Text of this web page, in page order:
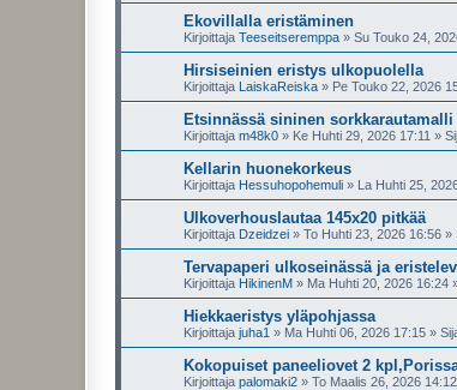
Ekovillalla eristäminen
Kirjoittaja Teeseitseremppa » Su Touko 24,
Hirsiseinien eristys ulkopuolella
Kirjoittaja LaiskaReiska » Pe Touko 22, 2026
Etsinnässä sininen sorkkarautamalli
Kirjoittaja m48k0 » Ke Huhti 29, 2026 17:11 »
Kellarin huonekorkeus
Kirjoittaja Hessuhopohemuli » La Huhti 25,
Ulkoverhouslautaa 145x20 pitkää
Kirjoittaja Dzeidzei » To Huhti 23, 2026 16:56 »
Tervapaperi ulkoseinässä ja
Kirjoittaja HikinenM » Ma Huhti 20, 2026 16:24
Hiekkaeristys yläpohjassa
Kirjoittaja juha1 » Ma Huhti 06, 2026 17:15 »
Kokopuiset paneeliovet 2
Kirjoittaja palomaki2 » To Maalis 26, 2026 14:12